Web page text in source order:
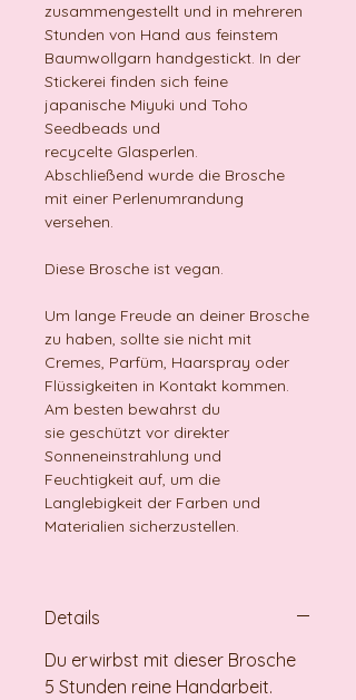
zusammengestellt und in mehreren
Stunden von Hand aus feinstem
Baumwollgarn handgestickt. In der
Stickerei finden sich feine
japanische Miyuki und Toho
Seedbeads und
recycelte Glasperlen.
Abschließend wurde die Brosche
mit einer Perlenumrandung
versehen.
Diese Brosche ist vegan.
Um lange Freude an deiner Brosche
zu haben, sollte sie nicht mit
Cremes, Parfüm, Haarspray oder
Flüssigkeiten in Kontakt kommen.
Am besten bewahrst du
sie geschützt vor direkter
Sonneneinstrahlung und
Feuchtigkeit auf, um die
Langlebigkeit der Farben und
Materialien sicherzustellen.
Details
Du erwirbst mit dieser Brosche
5 Stunden reine Handarbeit.